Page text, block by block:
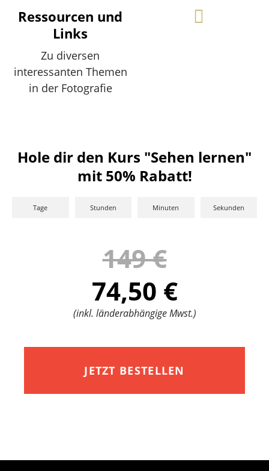
Ressourcen und
Links
Zu diversen
interessanten Themen
in der Fotografie
Hole dir den Kurs "Sehen lernen"
mit 50% Rabatt!
Tage Stunden Minuten Sekunden
149 €
74,50 €
(inkl. länderabhängige Mwst.)
JETZT BESTELLEN